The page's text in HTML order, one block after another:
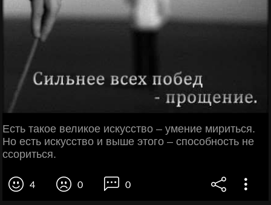
Есть такое великое искусство – умение мириться.
Но есть искусство и выше этого – способность не
ссориться.
4 0 0